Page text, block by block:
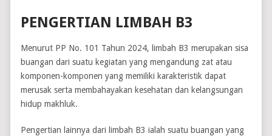
PENGERTIAN LIMBAH B3
Menurut PP No. 101 Tahun 2024, limbah B3 merupakan sisa
buangan dari suatu kegiatan yang mengandung zat atau
komponen-komponen yang memiliki karakteristik dapat
merusak serta membahayakan kesehatan dan kelangsungan
hidup makhluk.
Pengertian lainnya dari limbah B3 ialah suatu buangan yang